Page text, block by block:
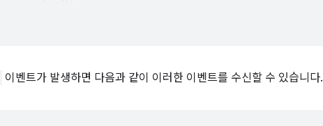
이벤트가 발생하면 다음과 같이 이러한 이벤트를 수신할 수 있습니다.